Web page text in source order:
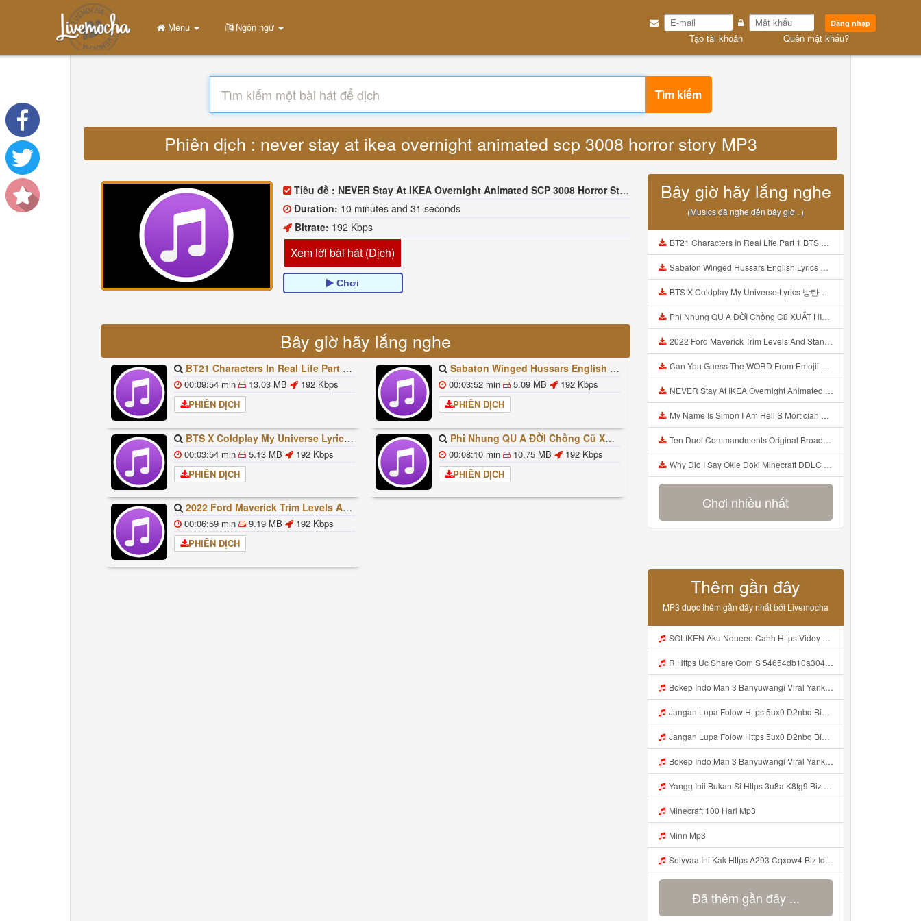
Đăng nhập
Tạo tài khoản Quên mật khẩu?
Menu Ngôn ngữ
Tìm kiếm
Phiên dịch : never stay at ikea overnight animated scp 3008 horror story MP3
Tiêu đề : NEVER Stay At IKEA Overnight Animated SCP 3008 Horror Story
Duration: 10 minutes and 31 seconds
Bitrate: 192 Kbps
Xem lời bài hát (Dịch)
Chơi
Bây giờ hãy lắng nghe
BT21 Characters In Real Life Part 1 BTS AND BT21 방탄소년단 BT21 BT21아가들은 아빠조아 따라쟁이들 BTS Vs BT21
00:09:54 min 13.03 MB
192 Kbps
PHIÊN DỊCH
Sabaton Winged Hussars English Lyrics
00:03:52 min 5.09 MB
192 Kbps
PHIÊN DỊCH
BTS X Coldplay My Universe Lyrics 방탄소년단 콜드플레이 My Universe 가사 Color Coded Lyrics Han Rom Eng
00:03:54 min 5.13 MB
192 Kbps
PHIÊN DỊCH
Phi Nhung QU A ĐỜI Chồng Cũ XUẤT HIỆN Khóc Hối Hận Vì Làm Điều KHỦNG KHIẾP Với Cô
00:08:10 min 10.75 MB
192 Kbps
PHIÊN DỊCH
2022 Ford Maverick Trim Levels And Standard Features Explained
00:06:59 min 9.19 MB
192 Kbps
PHIÊN DỊCH
Bây giờ hãy lắng nghe
(Musics đã nghe đến bây giờ ..)
BT21 Characters In Real Life Part 1 BTS AND BT21 방탄소년단 BT21 BT21아가들은 아빠조아 따라쟁이들 BTS Vs BT21 Mp3
Sabaton Winged Hussars English Lyrics Mp3
BTS X Coldplay My Universe Lyrics 방탄소년단 콜드플레이 My Universe 가사 Color Coded Lyrics Han Rom Eng Mp3
Phi Nhung QU A ĐỜI Chồng Cũ XUẤT HIỆN Khóc Hối Hận Vì Làm Điều KHỦNG KHIẾP Với Cô Mp3
2022 Ford Maverick Trim Levels And Standard Features Explained Mp3
Can You Guess The WORD From Emojii COMPOUND WORD EMOJII CHALLENGE 90 PEOPLE FAIL Guess Mp3
NEVER Stay At IKEA Overnight Animated SCP 3008 Horror Story Mp3
My Name Is Simon I Am Hell S Mortician And I Am Going To Kill God Creepypasta Mp3
Ten Duel Commandments Original Broadway Cast Of Hamilton Lyrics Mp3
Why Did I Say Okie Doki Minecraft DDLC Animated Music Video Song By The Stupendium Mp3
Chơi nhiều nhất
Thêm gần đây
MP3 được thêm gần đây nhất bởi Livemocha
SOLIKEN Aku Ndueee Cahh Https Videy Vt My Id ZGcZF ᅟᅟᅟᅟᅟᅟᅟᅟᅟᅟᅟᅟᅟᅟᅟᅟᅟᅟᅟᅟᅟᅟᅟᅟᅟᅟᅟᅟᅟᅟᅟᅟ ᅠ ᅠ ᅠ ᅠ ᅠ ᅠ ᅠ ᅠ ᅠ ᅠ ᅠ ᅠ ᅠ ᅠ ᅠ OKk ᅠ ᅠ ᅠ ᅠ ᅠ ᅠ ᅠ ᅠ ᅠ ᅠ ᅠ ᅠ ᅠ Mp3
R Https Uc Share Com S 54654db10a304 La Id Mp3
Bokep Indo Man 3 Banyuwangi Viral Yank Uwes Yank Mp3 MP3 Mp3
Jangan Lupa Folow Https 5ux0 D2nbq Biz Id Mp3
Jangan Lupa Folow Https 5ux0 D2nbq Biz Id Mp3
Bokep Indo Man 3 Banyuwangi Viral Yank Uwes Yank MP3 Mp3
Yangg Inii Bukan Si Https 3u8a K8fg9 Biz Id ᅠ ᅠ ᅠ ᅠ ᅠ ᅠ ᅠ ᅠ ᅠ ᅠ ᅠ ᅠ ᅠ ᅠ ᅠ ᅠ ᅠ ᅠ ᅠ ᅠ OKK ᅠ ᅠ ᅠ ᅠ ᅠ ᅠ ᅠ ᅠ ᅠ ᅠ ᅠ ᅠ ᅠ ᅠ ᅠ ᅠ ᅠ ᅠ ᅠ ᅠ ᅠ ᅠ ᅠ ᅠ ᅠ ᅠ Mp3
Minecraft 100 Hari Mp3
Minn Mp3
Selyyaa Ini Kak Https A293 Cqxow4 Biz Id Mp3
Đã thêm gần đây ...